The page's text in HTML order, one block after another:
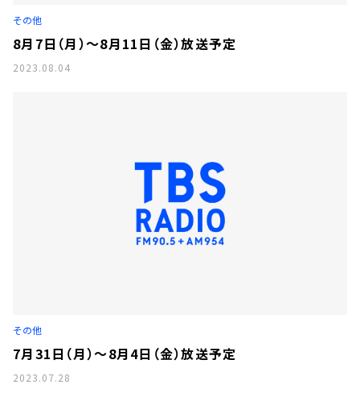
その他
8月7日（月）～8月11日（金）放送予定
2023.08.04
その他
7月31日（月）～8月4日（金）放送予定
2023.07.28